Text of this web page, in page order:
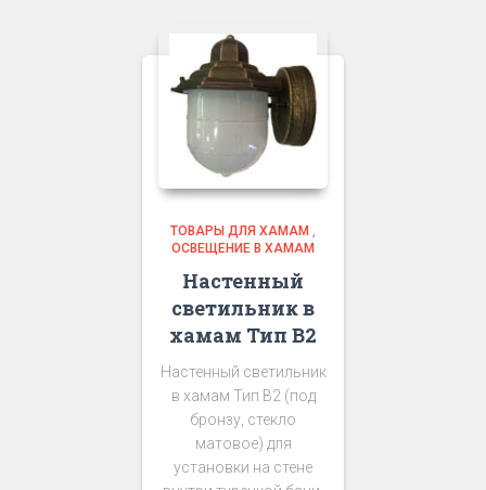
ТОВАРЫ ДЛЯ ХАМАМ
ОСВЕЩЕНИЕ В ХАМАМ
Настенный
светильник в
хамам Тип В2
Настенный светильник
в хамам Тип В2 (под
бронзу, стекло
матовое) для
установки на стене